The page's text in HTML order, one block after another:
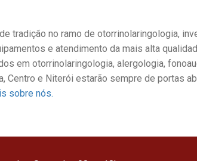
tradição no ramo de otorrinolaringologia,
e atendimento da mais alta
em otorrinolaringologia, alergologia,
Centro e Niterói estarão sempre de portas
sobre nós.